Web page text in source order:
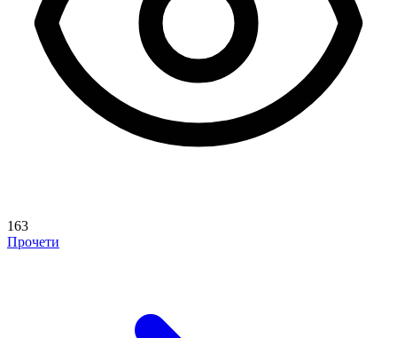
163
Прочети